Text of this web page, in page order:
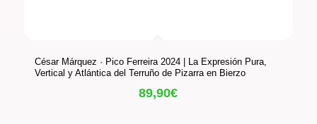
César Márquez · Pico Ferreira 2024 | La Expresión Pura,
Vertical y Atlántica del Terruño de Pizarra en Bierzo
89,90€